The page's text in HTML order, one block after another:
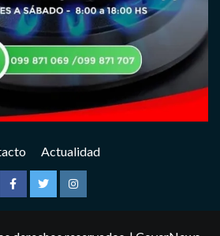
Actualidad
FacebookTwitterInstagram